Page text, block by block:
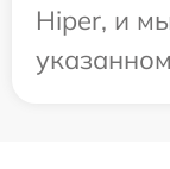
Hiper, и